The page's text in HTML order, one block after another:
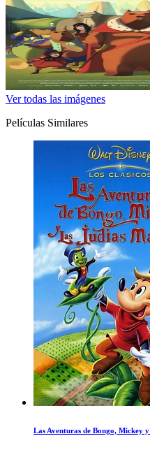
Ver todas las imágenes
Películas Similares
Las Aventuras de Bongo, Mickey